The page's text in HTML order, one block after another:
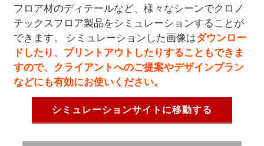
フロア材のディテールなど、様々なシーンでクロノ
テックスフロア製品をシミュレーションすることが
できます。 シミュレーションした画像はダウンロー
ドしたり、プリントアウトしたりすることもできま
すので、クライアントへのご提案やデザインプラン
などにも有効にお使いください。
シミュレーションサイトに移動する